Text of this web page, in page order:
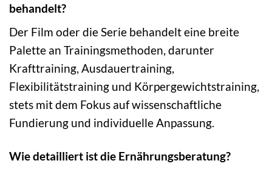
behandelt?
Der Film oder die Serie behandelt eine breite
Palette an Trainingsmethoden, darunter
Krafttraining, Ausdauertraining,
Flexibilitätstraining und Körpergewichtstraining,
stets mit dem Fokus auf wissenschaftliche
Fundierung und individuelle Anpassung.
Wie detailliert ist die Ernährungsberatung?